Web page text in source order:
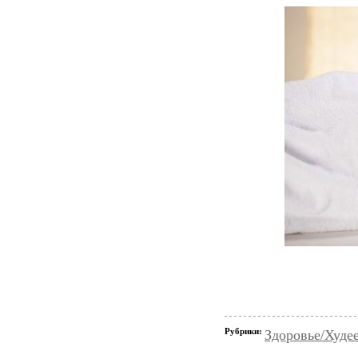
Рубрики: Здоровье/